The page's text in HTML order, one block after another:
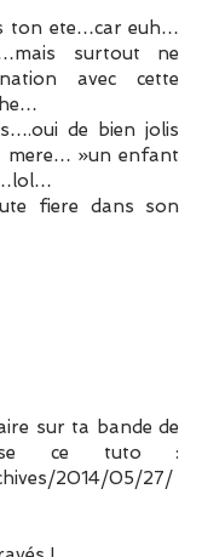
ton ete…car euh…
surtout ne
avec cette
de bien jolis
mere… »un enfant
fiere dans son
sur ta bande de
ce tuto :
2014/05/27/